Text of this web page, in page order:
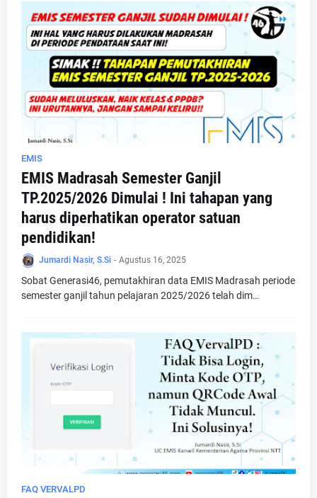
EMIS
EMIS Madrasah Semester Ganjil
TP.2025/2026 Dimulai ! Ini tahapan yang
harus diperhatikan operator satuan
pendidikan!
Jumardi Nasir, S.Si - Agustus 16, 2025
Sobat Generasi46, pemutakhiran data EMIS Madrasah periode
semester ganjil tahun pelajaran 2025/2026 telah dim…
FAQ VERVALPD